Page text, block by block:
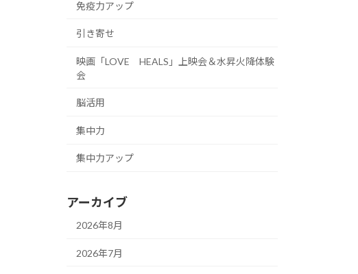
免疫力アップ
引き寄せ
映画「LOVE HEALS」上映会＆水昇火降体験
会
脳活用
集中力
集中力アップ
アーカイブ
2026年8月
2026年7月